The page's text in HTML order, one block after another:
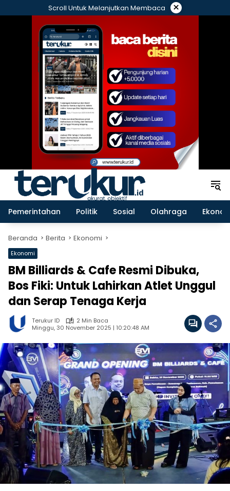
ke
Scroll Untuk Melanjutkan Membaca ×
Pemerintahan Politik Sosial Olahraga
Beranda Berita Ekonomi
Ekonomi
BM Billiards & Cafe Resmi Dibuka,
Bos Fiki: Untuk Lahirkan Atlet Unggul
dan Serap Tenaga Kerja
Terukur ID
2 Min Baca
Minggu, 30 November 2025 | 10:20:48 AM